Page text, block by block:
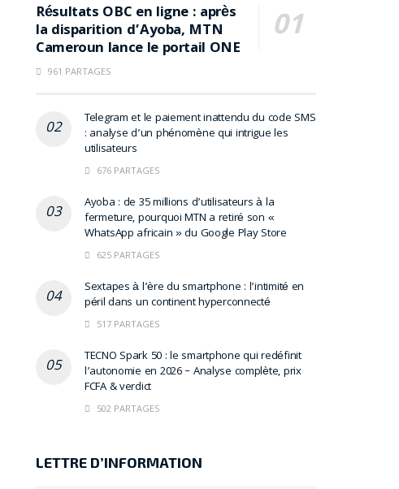
Résultats OBC en ligne : après
la disparition d’Ayoba, MTN
Cameroun lance le portail ONE
961 PARTAGES
Telegram et le paiement inattendu du code SMS
: analyse d’un phénomène qui intrigue les
utilisateurs
676 PARTAGES
Ayoba : de 35 millions d’utilisateurs à la
fermeture, pourquoi MTN a retiré son «
WhatsApp africain » du Google Play Store
625 PARTAGES
Sextapes à l’ère du smartphone : l’intimité en
péril dans un continent hyperconnecté
517 PARTAGES
TECNO Spark 50 : le smartphone qui redéfinit
l’autonomie en 2026 – Analyse complète, prix
FCFA & verdict
502 PARTAGES
LETTRE D’INFORMATION